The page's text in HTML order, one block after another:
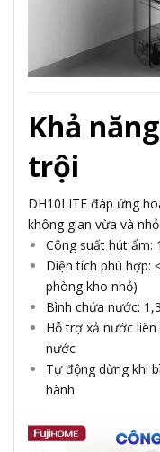
Khả
trội
DH10LITE đáp ứng
không gian vừa và nhỏ:
Công suất hút ẩm:
Diện tích phù hợp:
phòng kho nhỏ)
Bình chứa nước:
Hỗ trợ xả nước
nước
Tự động dừng khi
hành